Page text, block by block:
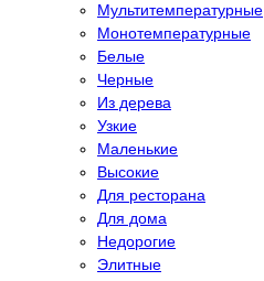
Мультитемпературные
Монотемпературные
Белые
Черные
Из дерева
Узкие
Маленькие
Высокие
Для ресторана
Для дома
Недорогие
Элитные